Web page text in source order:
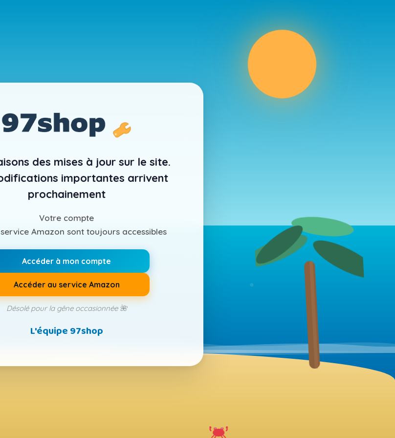
des mises à jour sur le site.
importantes arrivent
prochainement
Votre compte
Amazon sont toujours accessibles
Accéder à mon compte
Accéder au service Amazon
Désolé pour la gêne occasionnée 🌺
L'équipe 97shop